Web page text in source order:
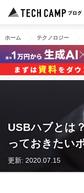
ホーム テクノロジー
USBハブとは
っておきたい
更新: 2020.07.15